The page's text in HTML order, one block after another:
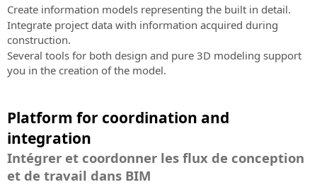
Create information models representing the built in detail.
Integrate project data with information acquired during
construction.
Several tools for both design and pure 3D modeling support
you in the creation of the model.
Platform for coordination and
integration
Intégrer et coordonner les flux de conception
et de travail dans BIM